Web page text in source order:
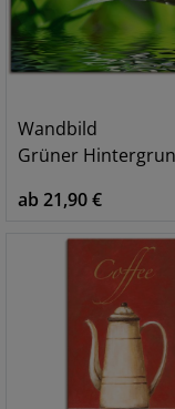
Wandbild
Grüner Hintergrund
ab 21,90 €